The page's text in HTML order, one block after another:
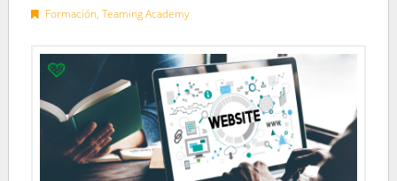
Formación, Teaming Academy